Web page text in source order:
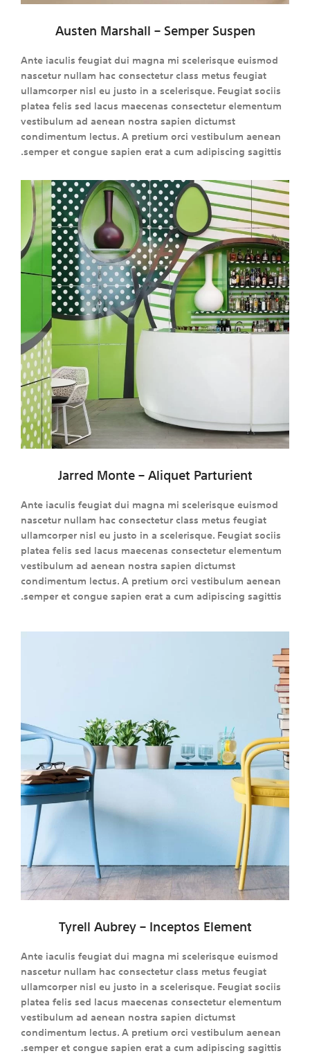
Austen Marshall – Semper Suspen
Ante iaculis feugiat dui magna mi scelerisque euismod
nascetur nullam hac consectetur class metus feugiat
ullamcorper nisl eu justo in a scelerisque. Feugiat sociis
platea felis sed lacus maecenas consectetur elementum
vestibulum ad aenean nostra sapien dictumst
condimentum lectus. A pretium orci vestibulum aenean
semper et congue sapien erat a cum adipiscing sagittis.
Jarred Monte – Aliquet Parturient
Ante iaculis feugiat dui magna mi scelerisque euismod
nascetur nullam hac consectetur class metus feugiat
ullamcorper nisl eu justo in a scelerisque. Feugiat sociis
platea felis sed lacus maecenas consectetur elementum
vestibulum ad aenean nostra sapien dictumst
condimentum lectus. A pretium orci vestibulum aenean
semper et congue sapien erat a cum adipiscing sagittis.
Tyrell Aubrey – Inceptos Element
Ante iaculis feugiat dui magna mi scelerisque euismod
nascetur nullam hac consectetur class metus feugiat
ullamcorper nisl eu justo in a scelerisque. Feugiat sociis
platea felis sed lacus maecenas consectetur elementum
vestibulum ad aenean nostra sapien dictumst
condimentum lectus. A pretium orci vestibulum aenean
semper et congue sapien erat a cum adipiscing sagittis.